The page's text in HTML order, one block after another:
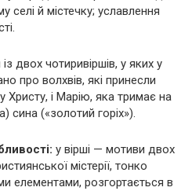
й містечку; уславлення
двох чотиривіршів, у яких у
про волхвів, які принесли
і Марію, яка тримає на
сина («золотий горіх»).
у вірші — мотиви двох
містерії, тонко
елементами, розгортається в